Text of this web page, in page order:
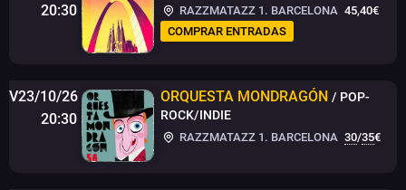
20:30
RAZZMATAZZ 1. BARCELONA 45,40€
COMPRAR ENTRADAS
V23/10/26
20:30
ORQUESTA MONDRAGÓN / POP-
ROCK/INDIE
RAZZMATAZZ 1. BARCELONA 30/35€